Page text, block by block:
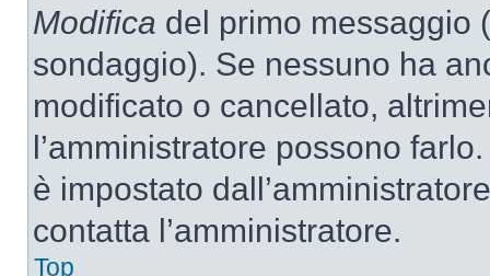
Modifica del primo messaggio
sondaggio). Se nessuno ha
modificato o cancellato,
l’amministratore possono
è impostato
contatta l’amministratore.
Top